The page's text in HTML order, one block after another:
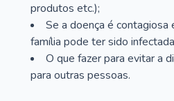
produtos etc.);
Se a doença é
família pode ter sido
O que fazer para evitar a
para outras pessoas.